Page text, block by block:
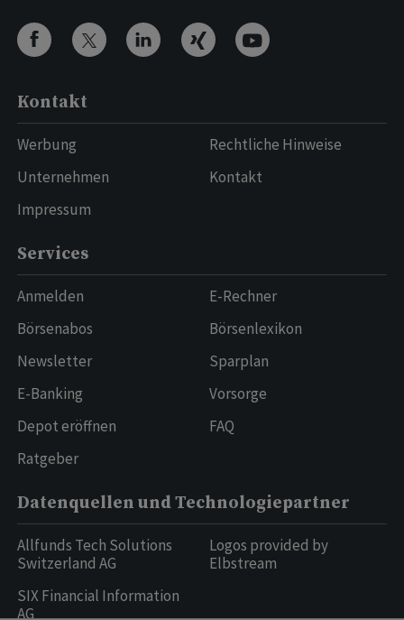
Kontakt
Werbung
Unternehmen
Impressum
Rechtliche Hinweise
Kontakt
Services
Anmelden
Börsenabos
Newsletter
E-Banking
Depot eröffnen
Ratgeber
E-Rechner
Börsenlexikon
Sparplan
Vorsorge
FAQ
Datenquellen und Technologiepartner
Allfunds Tech Solutions
Switzerland AG
SIX Financial Information
AG
Logos provided by
Elbstream